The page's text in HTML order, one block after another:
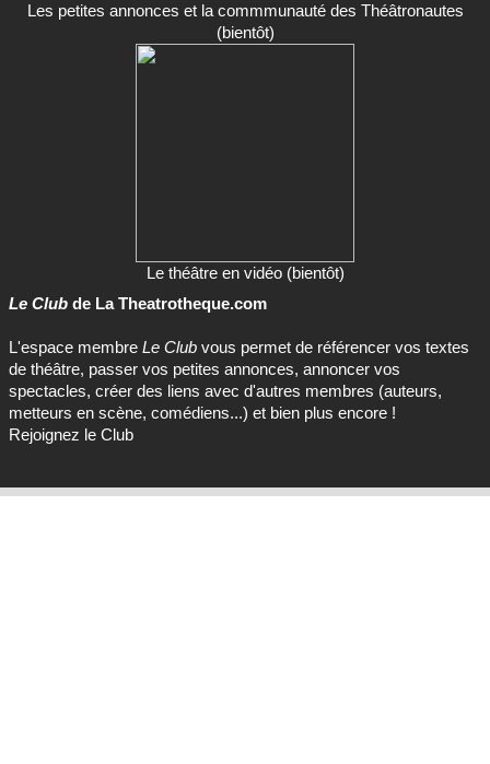
Les petites annonces et la commmunauté des Théâtronautes
(bientôt)
Le théâtre en vidéo (bientôt)
Le Club de La Theatrotheque.com
L'espace membre Le Club vous permet de référencer vos textes
de théâtre, passer vos petites annonces, annoncer vos
spectacles, créer des liens avec d'autres membres (auteurs,
metteurs en scène, comédiens...) et bien plus encore !
Rejoignez le Club